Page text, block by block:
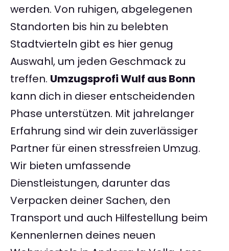
werden. Von ruhigen, abgelegenen
Standorten bis hin zu belebten
Stadtvierteln gibt es hier genug
Auswahl, um jeden Geschmack zu
treffen. Umzugsprofi Wulf aus Bonn
kann dich in dieser entscheidenden
Phase unterstützen. Mit jahrelanger
Erfahrung sind wir dein zuverlässiger
Partner für einen stressfreien Umzug.
Wir bieten umfassende
Dienstleistungen, darunter das
Verpacken deiner Sachen, den
Transport und auch Hilfestellung beim
Kennenlernen deines neuen